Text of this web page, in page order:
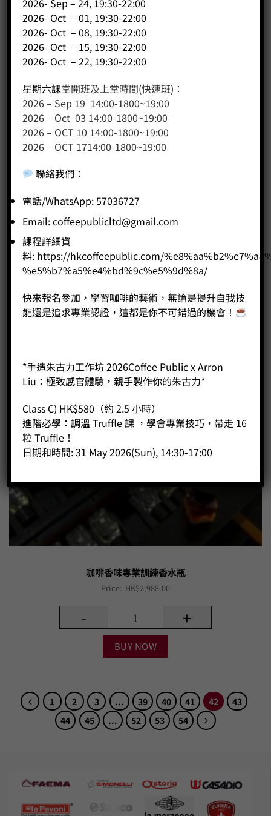
Price: HK$230.00
-
BUY NOW
咖啡香味專業訓練香水瓶
Price: HK$2,988.00
- +
BUY NOW
1 2 3 ... 39 40 41 42
43
44
45 ... 52 53 54
2026- Oct – 01, 19:30-22:00
2026- Oct – 08, 19:30-22:00
2026- Oct – 15, 19:30-22:00
2026- Oct – 22, 19:30-22:00
星期六課堂開班及上堂時間(快速班)：
2026 – Sep 19 14:00-1800~19:00
2026 – Oct 03 14:00-1800~19:00
2026 – OCT 10 14:00-1800~19:00
2026 – OCT 1714:00-1800~19:00
聯絡我們 ：
電話/WhatsApp: 57036727
Email:coffeepublicltd@gmail.com
課程詳細資
料: https://hkcoffeepublic.com/
%e5%b7%a5%e4%bd%9c%e5%9d%8a/
快來報名參加，學習咖啡的藝術，無論是提升自我技
能還是追求專業認證，這都是你不可錯過的機會！
*手造朱古力工作坊 2026Coffee Public x Arron
Liu：極致感官體驗，親手製作你的朱古力*
Class C) HK$580（約 2.5 小時）
進階必學：調溫 Truffle 課 ，學會專業技巧，帶走 16
粒 Truffle！
日期和時間: 31 May 2026(Sun), 14:30-17:00